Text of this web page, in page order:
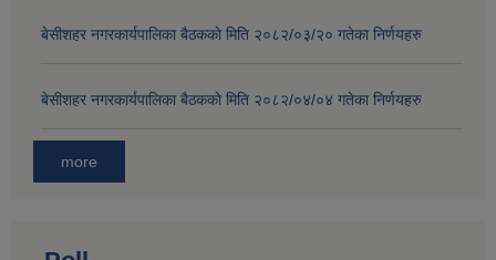
बे‍‍सीशहर नगरकार्यपालिका बैठककाे मिति २०८२/०३/२० गतेका निर्णयहरु
बे‍‍सीशहर नगरकार्यपालिका बैठककाे मिति २०८२/०४/०४ गतेका निर्णयहरु
more